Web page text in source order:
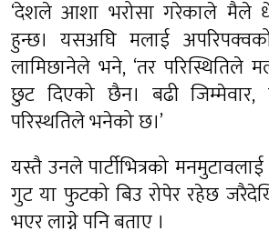
‘देशले आशा भरोसा गरेकाले मैले
हुन्छ। यसअघि मलाई
लामिछानेले भने, ‘तर परिस्थितिले
छुट दिएको छैन। बढी जिम्मेवार,
परिस्थतिले भनेको छ।’
यस्तै उनले पार्टीभित्रको
गुट या फुटको बिउ रोपेर रहेछ
भएर लाग्ने पनि बताए ।